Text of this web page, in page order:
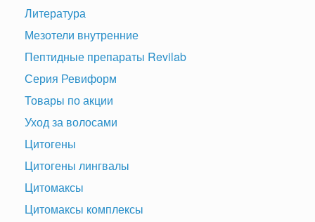
Литература
Мезотели внутренние
Пептидные препараты Revilab
Серия Ревиформ
Товары по акции
Уход за волосами
Цитогены
Цитогены лингвалы
Цитомаксы
Цитомаксы комплексы